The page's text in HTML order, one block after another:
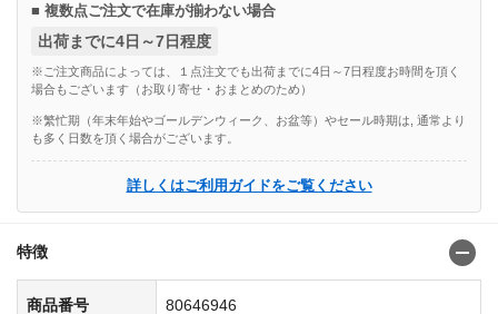
■ 複数点ご注文で在庫が揃わない場合
出荷までに4日～7日程度
※ご注文商品によっては、１点注文でも出荷までに4日～7日程度お時間を頂く
場合もございます（お取り寄せ・おまとめのため）
※繁忙期（年末年始やゴールデンウィーク、お盆等）やセール時期は, 通常より
も多く日数を頂く場合がございます。
詳しくはご利用ガイドをご覧ください
特徴
商品番号 80646946